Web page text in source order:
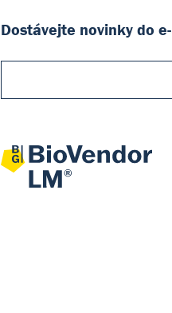
Dostávejte novinky do